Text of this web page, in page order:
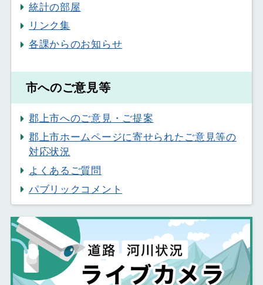
統計の部屋
リンク集
各課からのお知らせ
市へのご意見等
郡上市へのご意見・ご提案
郡上市ホームページに寄せられたご意見等の
対応状況
よくあるご質問
パブリックコメント